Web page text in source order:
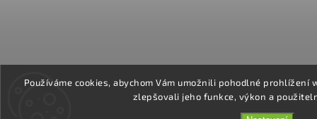
Používáme cookies, abychom Vám umožnili pohodlné
zlepšovali jeho funkce, výkon a